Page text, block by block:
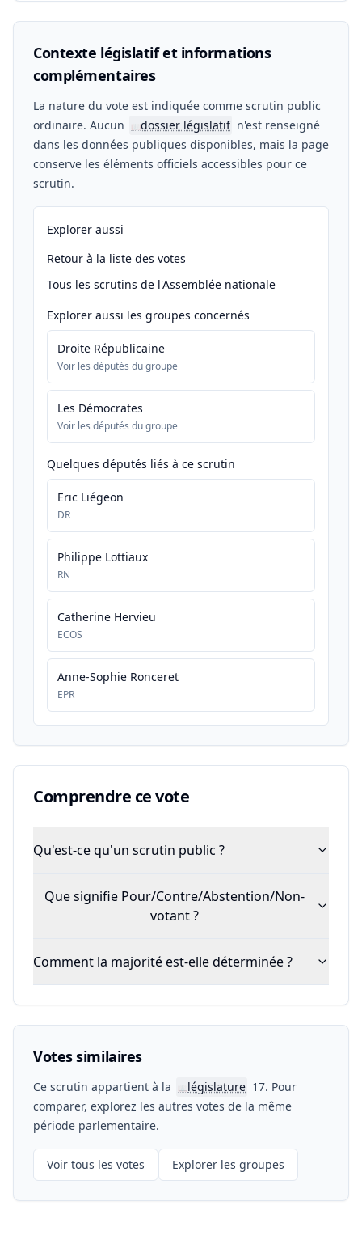
Contexte législatif et informations
complémentaires
La nature du vote est indiquée comme scrutin public
ordinaire. Aucun
📖dossier législatif n'est renseigné
dans les données publiques disponibles, mais la page
conserve les éléments officiels accessibles pour ce
scrutin.
Explorer aussi
Retour à la liste des votes
Tous les scrutins de l'Assemblée nationale
Explorer aussi les groupes concernés
Droite Républicaine
Voir les députés du groupe
Les Démocrates
Voir les députés du groupe
Quelques députés liés à ce scrutin
Eric Liégeon
DR
Philippe Lottiaux
RN
Catherine Hervieu
ECOS
Anne-Sophie Ronceret
EPR
Comprendre ce vote
Qu'est-ce qu'un scrutin public ?
Que signifie Pour/Contre/Abstention/Non-
votant ?
Comment la majorité est-elle déterminée ?
Votes similaires
Ce scrutin appartient à la 📖législature 17. Pour
comparer, explorez les autres votes de la même
période parlementaire.
Voir tous les votes Explorer les groupes